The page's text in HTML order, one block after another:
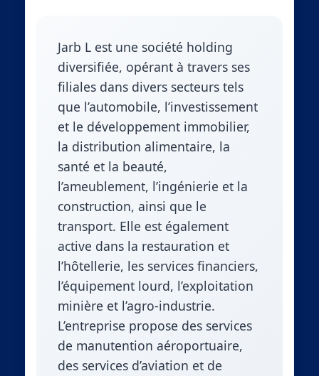
Jarb L est une société holding
diversifiée, opérant à travers ses
filiales dans divers secteurs tels
que l’automobile, l’investissement
et le développement immobilier,
la distribution alimentaire, la
santé et la beauté,
l’ameublement, l’ingénierie et la
construction, ainsi que le
transport. Elle est également
active dans la restauration et
l’hôtellerie, les services financiers,
l’équipement lourd, l’exploitation
minière et l’agro-industrie.
L’entreprise propose des services
de manutention aéroportuaire,
des services d’aviation et de